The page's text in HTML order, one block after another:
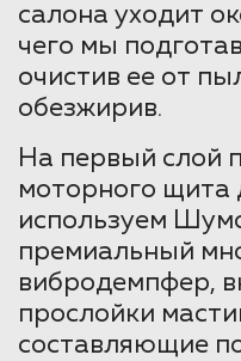
салона уходит
чего мы
очистив ее от
обезжирив.
На первый слой
моторного щита
используем
премиальный
вибродемпфер,
прослойки
составляющие